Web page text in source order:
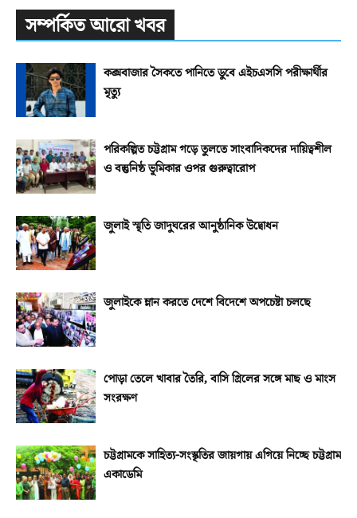
সম্পর্কিত আরো খবর
কক্সবাজার সৈকতে পানিতে ডুবে এইচএসসি পরীক্ষার্থীর
মৃত্যু
পরিকল্পিত চট্টগ্রাম গড়ে তুলতে সাংবাদিকদের দায়িত্বশীল
ও বস্তুনিষ্ঠ ভূমিকার ওপর গুরুত্বারোপ
জুলাই স্মৃতি জাদুঘরের আনুষ্ঠানিক উদ্বোধন
জুলাইকে ম্লান করতে দেশে বিদেশে অপচেষ্টা চলছে
পোড়া তেলে খাবার তৈরি, বাসি গ্রিলের সঙ্গে মাছ ও মাংস
সংরক্ষণ
চট্টগ্রামকে সাহিত্য-সংস্কৃতির জায়গায় এগিয়ে নিচ্ছে চট্টগ্রাম
একাডেমি